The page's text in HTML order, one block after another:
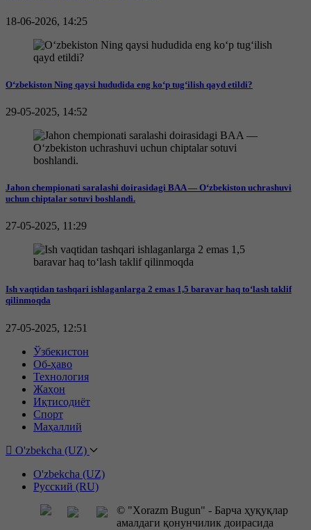
18-06-2026, 14:25
O‘zbekiston Ning qaysi hududida eng ko‘p tug‘ilish qayd etildi?
29-05-2025, 14:52
Jahon chempionati saralashi doirasidagi BAA — O‘zbekiston uchrashuvi
uchun chiptalar sotuvi boshlandi.
27-05-2025, 11:29
Ish vaqtidan tashqari ishlaganlarga 2 emas 1,5 baravar haq to‘lash taklif
qilinmoqda
27-05-2025, 12:51
Ўзбекистон
Об-ҳаво
Технология
Жаҳон
Иқтисодиёт
Спорт
Маҳаллий
O'zbekcha (UZ)
O'zbekcha (UZ)
Русский (RU)
© "Xorazm Bugun" - Барча ҳуқуқлар
амалдаги қонунчилик доирасида